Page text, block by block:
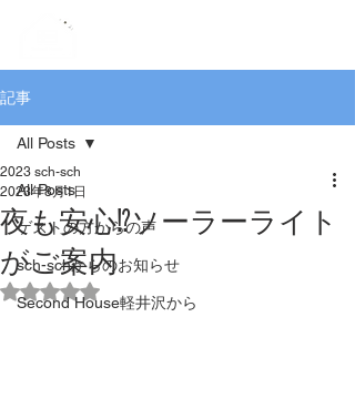
記事
All Posts
ゲストの方からの声
sch-schからのお知らせ
Second House軽井沢から
All Posts
夜も安心⁉️ソーラーライト
がご案内
2023 sch-sch
2023年8月1日
5つ星のうちNaNと評価されています。